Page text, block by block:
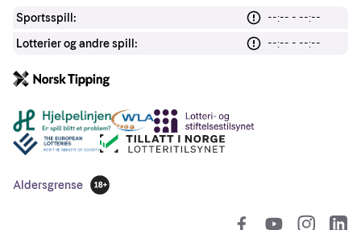
Sportsspill:
--:-- - --:--
Lotterier og andre spill:
--:-- - --:--
Andre lenker
Aldersgrense
18 år